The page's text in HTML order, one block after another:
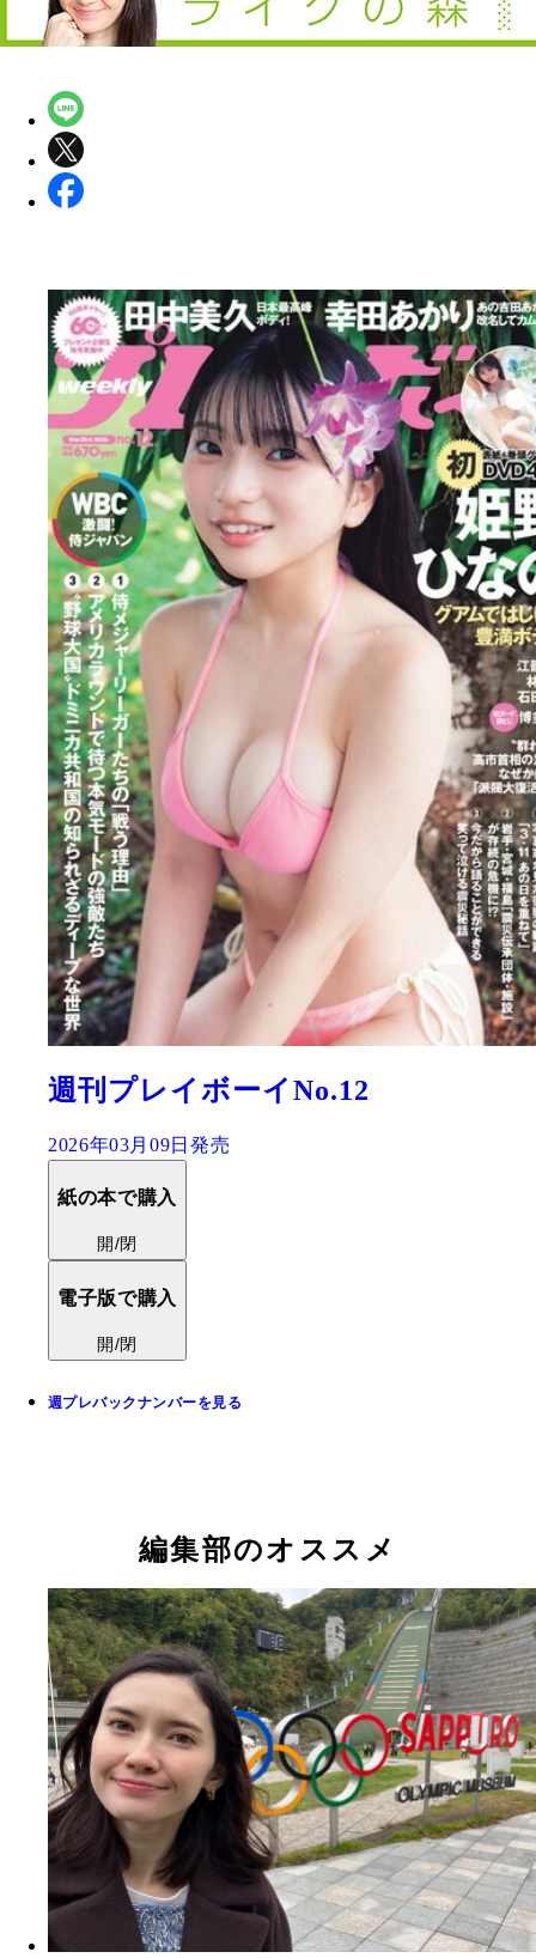
週刊プレイボーイNo.12
2026年03月09日発売
紙の本で購入
開/閉
電子版で購入
開/閉
週プレバックナンバーを見る
編集部のオススメ